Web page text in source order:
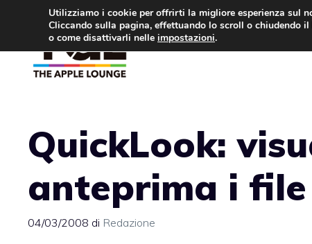
contenuto
QuickLook:
anteprima i file
04/03/2008 di Redazione
Utilizziamo i cookie per offrirti la migliore esperienza sul
Cliccando sulla pagina, effettuando lo scroll o chiudendo
o come disattivarli nelle impostazioni.